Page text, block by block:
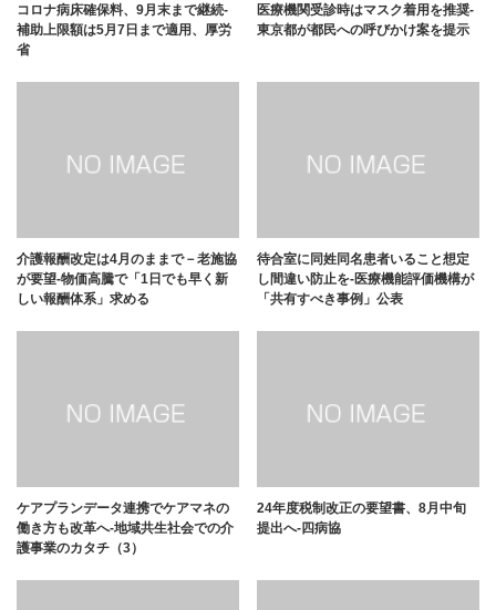
コロナ病床確保料、9月末まで継続-
補助上限額は5月7日まで適用、厚労
省
医療機関受診時はマスク着用を推奨-
東京都が都民への呼びかけ案を提示
介護報酬改定は4月のままで－老施協
が要望-物価高騰で「1日でも早く新
しい報酬体系」求める
待合室に同姓同名患者いること想定
し間違い防止を-医療機能評価機構が
「共有すべき事例」公表
ケアプランデータ連携でケアマネの
働き方も改革へ-地域共生社会での介
護事業のカタチ（3）
24年度税制改正の要望書、8月中旬
提出へ-四病協